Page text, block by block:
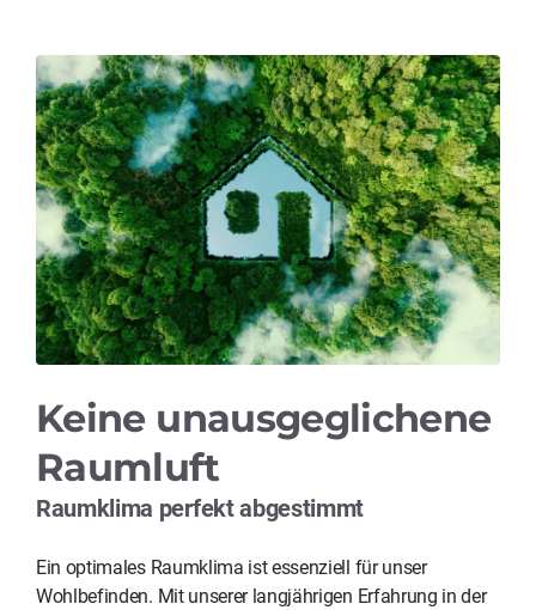
Keine unausgeglichene
Raumluft
Raumklima perfekt abgestimmt
Ein optimales Raumklima ist essenziell für unser
Wohlbefinden. Mit unserer langjährigen Erfahrung in der